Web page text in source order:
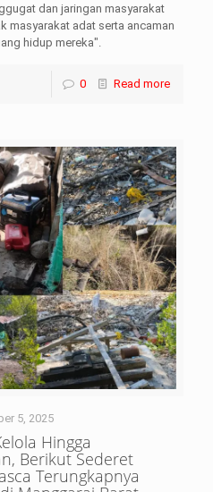
dan jaringan masyarakat
masyarakat adat serta ancaman
hidup mereka".
0 Read more
5, 2025
Hingga
Berikut Sederet
Terungkapnya